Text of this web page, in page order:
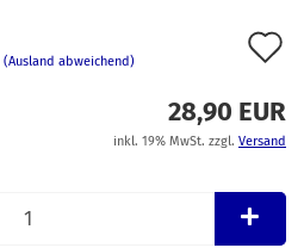
(Ausland abweichend)
28,90 EUR
inkl. 19% MwSt. zzgl. Versand